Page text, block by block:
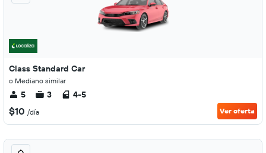
Class Standard Car
o Mediano similar
5 3 4-5
$10 /día Ver oferta